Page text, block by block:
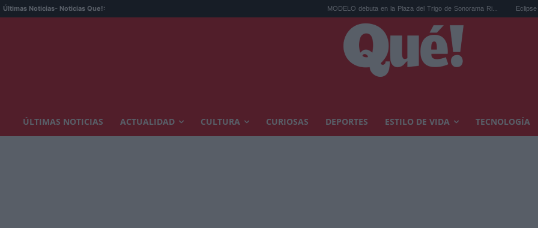
Últimas Noticias- Noticias Que!: MODELO debuta en la Plaza del Trigo de Sonorama Ri... Eclipse solar en
ÚLTIMAS NOTICIAS ACTUALIDAD CULTURA CURIOSAS DEPORTES ESTILO DE VIDA TECNOLOGÍA